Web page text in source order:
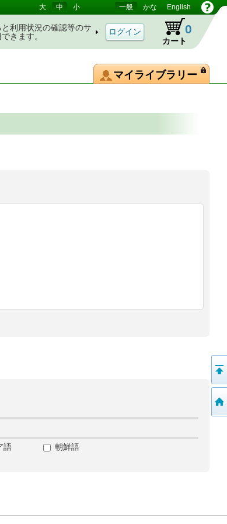
大 中 小 一般 かな English
と利用状況の確認等のサ
きます。
カート
0
マイライブラリー
語
朝鮮語